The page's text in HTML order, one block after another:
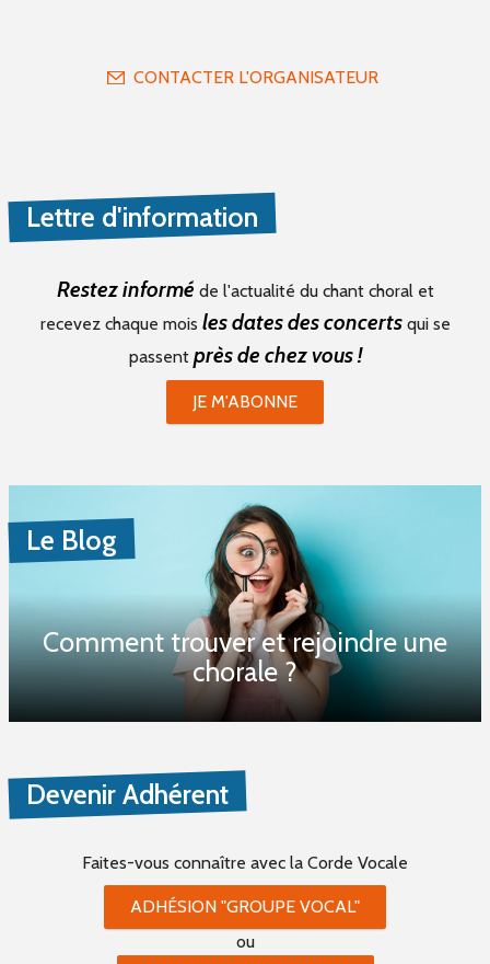
CONTACTER L'ORGANISATEUR
Lettre d'information
Restez informé de l'actualité du chant choral et
recevez chaque mois les dates des concertsqui se
passent près de chez vous !
JE M'ABONNE
Le Blog
Comment trouver et rejoindre une
chorale ?
Devenir Adhérent
Faites-vous connaître avec la Corde Vocale
ADHÉSION "GROUPE VOCAL"
ou